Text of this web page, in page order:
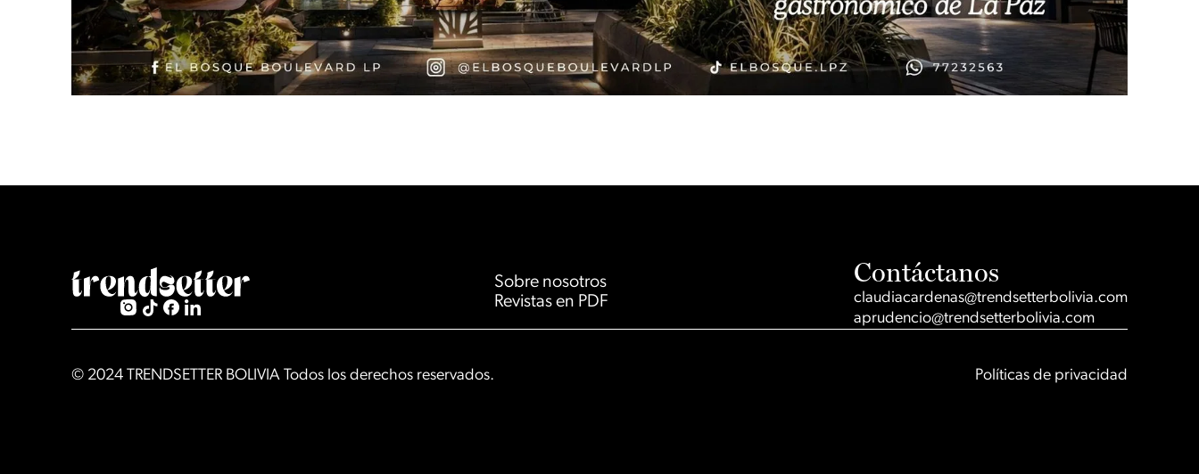
Sobre nosotros
Revistas en PDF
Contáctanos
claudiacardenas@trendsetterbolivia.com
aprudencio@trendsetterbolivia.com
© 2024 TRENDSETTER BOLIVIA Todos los derechos reservados. Políticas de privacidad